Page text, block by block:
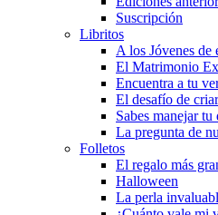
Suscripción
Libritos
A los Jóvenes de
El Matrimonio
Encuentra a tu
El desafío de
Sabes manejar tu
La pregunta de
Folletos
El regalo más
Halloween
La perla